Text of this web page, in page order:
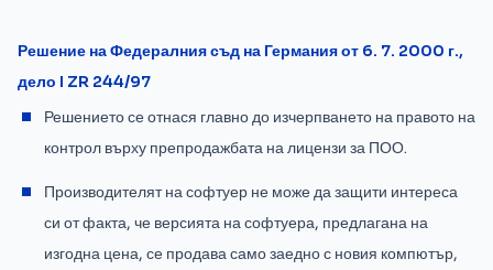
Решение на Федералния съд на Германия от 6. 7. 2000 г.,
дело I ZR 244/97
Решението се отнася главно до изчерпването на правото на
контрол върху препродажбата на лицензи за ПОО.
Производителят на софтуер не може да защити интереса
си от факта, че версията на софтуера, предлагана на
изгодна цена, се продава само заедно с новия компютър,